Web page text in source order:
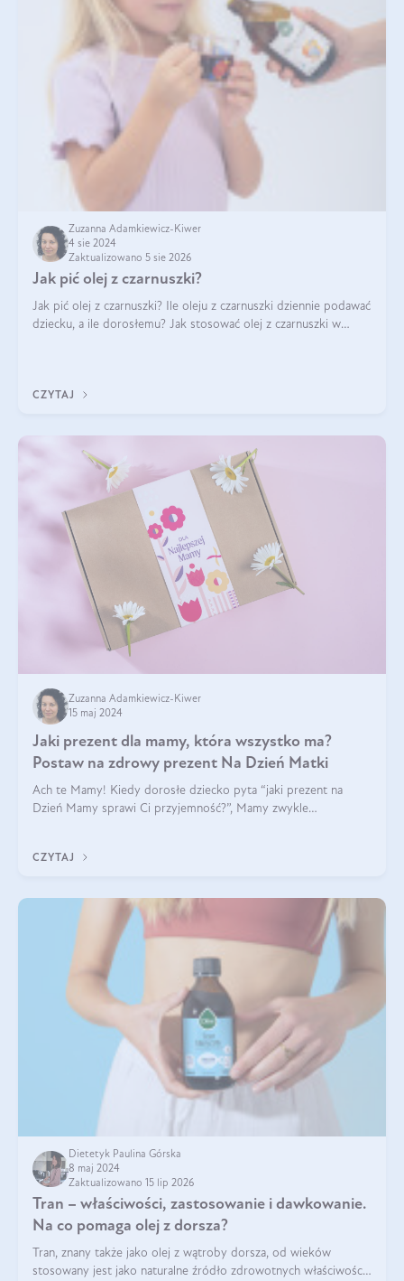
Zuzanna Adamkiewicz-Kiwer
4 sie 2024
Zaktualizowano 5 sie 2026
Jak pić olej z czarnuszki?
Jak pić olej z czarnuszki? Ile oleju z czarnuszki dziennie podawać
dziecku, a ile dorosłemu? Jak stosować olej z czarnuszki w
CZYTAJ
Zuzanna Adamkiewicz-Kiwer
15 maj 2024
Jaki prezent dla mamy, która wszystko ma?
Postaw na zdrowy prezent Na Dzień Matki
Ach te Mamy! Kiedy dorosłe dziecko pyta “jaki prezent na
Dzień Mamy sprawi Ci przyjemność?”, Mamy zwykle
CZYTAJ
Dietetyk Paulina Górska
8 maj 2024
Zaktualizowano 15 lip 2026
Tran – właściwości, zastosowanie i dawkowanie.
Na co pomaga olej z dorsza?
Tran, znany także jako olej z wątroby dorsza, od wieków
stosowany jest jako naturalne źródło zdrowotnych właściwości.